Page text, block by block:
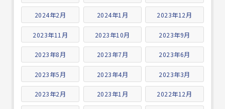
2024年2月 2024年1月 2023年12月
2023年11月 2023年10月 2023年9月
2023年8月 2023年7月 2023年6月
2023年5月 2023年4月 2023年3月
2023年2月 2023年1月 2022年12月